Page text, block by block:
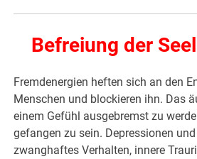
Befreiung der
Fremdenergien heften sich an den
Menschen und blockieren ihn. Das
einem Gefühl ausgebremst zu
gefangen zu sein. Depressionen
zwanghaftes Verhalten, innere